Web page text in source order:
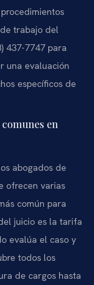
trabajo del
437-7747 para
una evaluación
específicos de
en
abogados de
ofrecen varias
común para
juicio es la tarifa
evalúa el caso y
todos los
de cargos hasta